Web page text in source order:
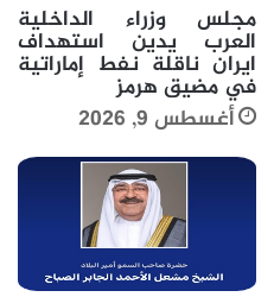
مجلس وزراء الداخلية
العرب يدين استهداف
ايران ناقلة نفط إماراتية
في مضيق هرمز
أغسطس 9, 2026